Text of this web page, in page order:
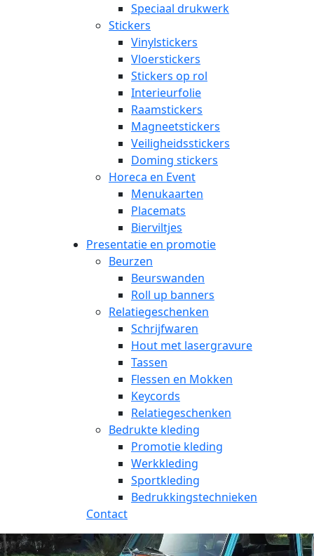
Speciaal drukwerk
Stickers
Vinylstickers
Vloerstickers
Stickers op rol
Interieurfolie
Raamstickers
Magneetstickers
Veiligheidsstickers
Doming stickers
Horeca en Event
Menukaarten
Placemats
Bierviltjes
Presentatie en promotie
Beurzen
Beurswanden
Roll up banners
Relatiegeschenken
Schrijfwaren
Hout met lasergravure
Tassen
Flessen en Mokken
Keycords
Relatiegeschenken
Bedrukte kleding
Promotie kleding
Werkkleding
Sportkleding
Bedrukkingstechnieken
Contact